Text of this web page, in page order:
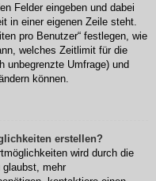
Felder eingeben und dabei
in einer eigenen Zeile steht.
pro Benutzer“ festlegen, wie
welches Zeitlimit für die
unbegrenzte Umfrage) und
können.
erstellen?
wird durch die
glaubst, mehr